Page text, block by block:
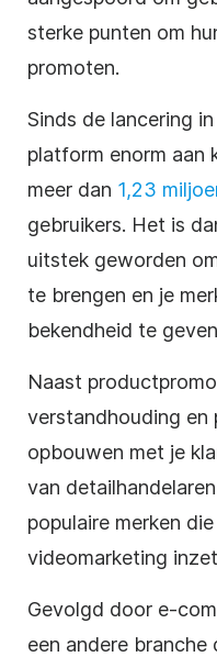
sterke punten om
promoten.
Sinds de lancering
platform enorm aan
meer dan 1,23
gebruikers. Het is
uitstek geworden
te brengen en je
bekendheid te
Naast
verstandhouding en
opbouwen met je
van
populaire merken
videomarketing
Gevolgd door e-
een andere